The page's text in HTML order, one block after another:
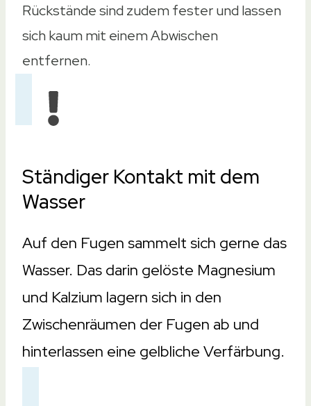
Rückstände sind zudem fester und lassen
sich kaum mit einem Abwischen
entfernen.
Ständiger Kontakt mit dem
Wasser
Auf den Fugen sammelt sich gerne das
Wasser. Das darin gelöste Magnesium
und Kalzium lagern sich in den
Zwischenräumen der Fugen ab und
hinterlassen eine gelbliche Verfärbung.